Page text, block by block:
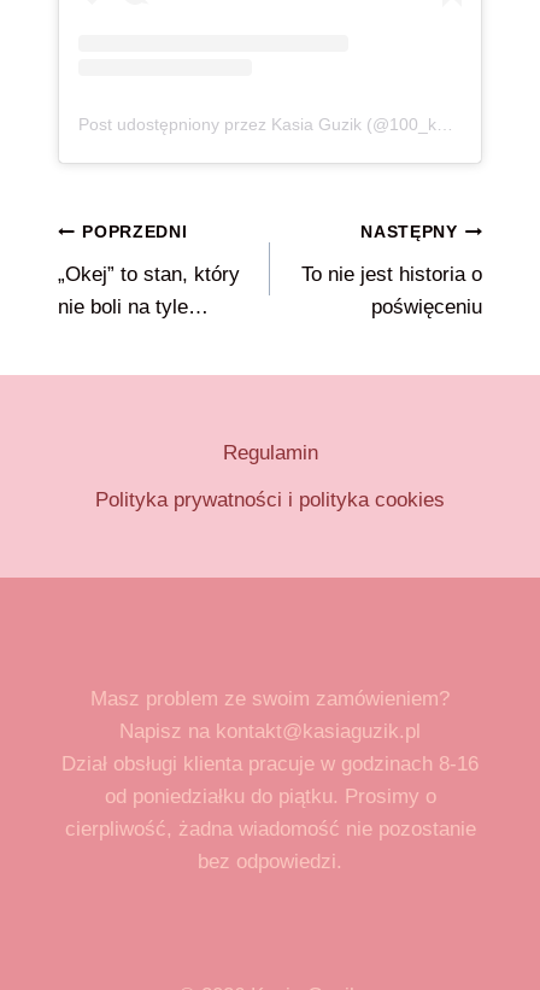
Nawigacja
wpisu
POPRZEDNI
„Okej” to stan, który
nie boli na tyle…
NASTĘPNY
To nie jest historia o
poświęceniu
Regulamin
Polityka prywatności i polityka cookies
Masz problem ze swoim zamówieniem?
Napisz na kontakt@kasiaguzik.pl
Dział obsługi klienta pracuje w godzinach 8-16
od poniedziałku do piątku. Prosimy o
cierpliwość, żadna wiadomość nie pozostanie
bez odpowiedzi.